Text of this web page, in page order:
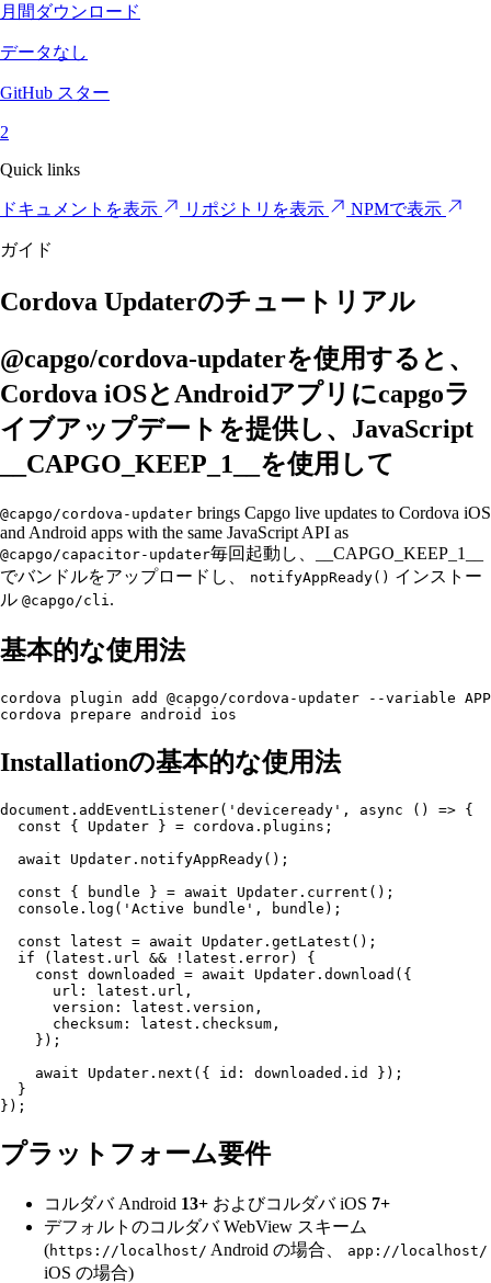
月間ダウンロード
データなし
GitHub スター
2
Quick links
ドキュメントを表示 リポジトリを表示 NPMで表示
ガイド
Cordova Updaterのチュートリアル
@capgo/cordova-updaterを使用すると、
Cordova iOSとAndroidアプリにcapgoラ
イブアップデートを提供し、JavaScript
__CAPGO_KEEP_1__を使用して
@capgo/cordova-updater brings Capgo live updates to Cordova iOS
and Android apps with the same JavaScript API as
@capgo/capacitor-updater毎回起動し、__CAPGO_KEEP_1__
でバンドルをアップロードし、
notifyAppReady() インストー
ル @capgo/cli .
基本的な使用法
cordova plugin add @capgo/cordova-updater --variable
Installationの基本的な使用法
document.addEventListener('deviceready', async () => {
  const { Updater } = cordova.plugins;
  await Updater.notifyAppReady();
  const { bundle } = await Updater.current();
  console.log('Active bundle', bundle);
  const latest = await Updater.getLatest();
  if (latest.url && !latest.error) {
    const downloaded = await Updater.download({
      url: latest.url,
      version: latest.version,
      checksum: latest.checksum,
    });
    await Updater.next({ id: downloaded.id });
  }
プラットフォーム要件
コルダバ Android 13+ およびコルダバ iOS 7+
デフォルトのコルダバ WebView スキーム
(https://localhost/ Android の場合、 app://localhost/
iOS の場合)